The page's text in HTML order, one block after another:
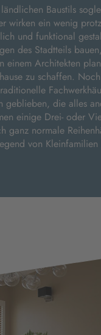
Baustils
wirken ein wenig
und funktional
des Stadtteils
einem Architekten
zu schaffen.
geblieben, die alles
einige Drei- oder
ganz normale
von Kleinfamilien